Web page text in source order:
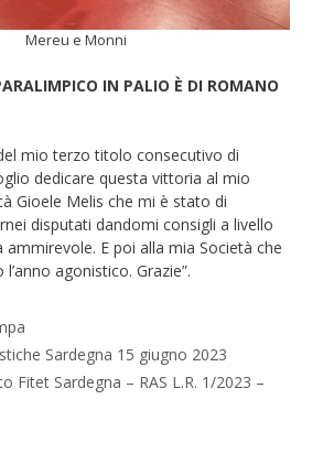
Mereu e Monni
IN PALIO È DI ROMANO
mio terzo titolo consecutivo di
dedicare questa vittoria al mio
Gioele Melis che mi è stato di
disputati dandomi consigli a livello
E poi alla mia Società che
agonistico. Grazie”.
Sardegna 15 giugno 2023
Fitet Sardegna – RAS L.R. 1/2023 –